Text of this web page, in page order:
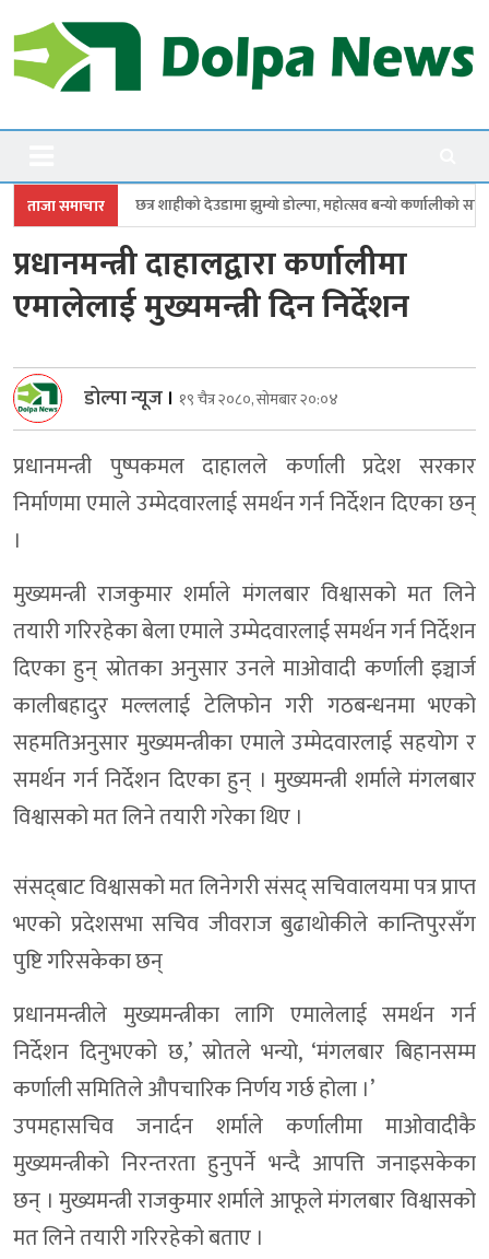
to
content
Dolpanews
ताजा समाचार
देउडामा झुम्यो डोल्पा, महोत्सव बन्यो कर्णालीको सांगीतिक उत्सव
प्रधानमन्त्री दाहालद्वारा कर्णालीमा
एमालेलाई मुख्यमन्त्री दिन निर्देशन
डोल्पा न्यूज । १९ चैत्र २०८०, सोमबार २०:०४
प्रधानमन्त्री पुष्पकमल दाहालले कर्णाली प्रदेश सरकार
निर्माणमा एमाले उम्मेदवारलाई समर्थन गर्न निर्देशन दिएका छन्
।
मुख्यमन्त्री राजकुमार शर्माले मंगलबार विश्वासको मत लिने
तयारी गरिरहेका बेला एमाले उम्मेदवारलाई समर्थन गर्न निर्देशन
दिएका हुन् स्रोतका अनुसार उनले माओवादी कर्णाली इञ्चार्ज
कालीबहादुर मल्ललाई टेलिफोन गरी गठबन्धनमा भएको
सहमतिअनुसार मुख्यमन्त्रीका एमाले उम्मेदवारलाई सहयोग र
समर्थन गर्न निर्देशन दिएका हुन् । मुख्यमन्त्री शर्माले मंगलबार
विश्वासको मत लिने तयारी गरेका थिए ।
संसद्‍बाट विश्वासको मत लिनेगरी संसद् सचिवालयमा पत्र प्राप्त
भएको प्रदेशसभा सचिव जीवराज बुढाथोकीले कान्तिपुरसँग
पुष्टि गरिसकेका छन्
प्रधानमन्त्रीले मुख्यमन्त्रीका लागि एमालेलाई समर्थन गर्न
निर्देशन दिनुभएको छ,’ स्रोतले भन्यो, ‘मंगलबार बिहानसम्म
कर्णाली समितिले औपचारिक निर्णय गर्छ होला ।’
उपमहासचिव जनार्दन शर्माले कर्णालीमा माओवादीकै
मुख्यमन्त्रीको निरन्तरता हुनुपर्ने भन्दै आपत्ति जनाइसकेका
छन् । मुख्यमन्त्री राजकुमार शर्माले आफूले मंगलबार विश्वासको
मत लिने तयारी गरिरहेको बताए ।